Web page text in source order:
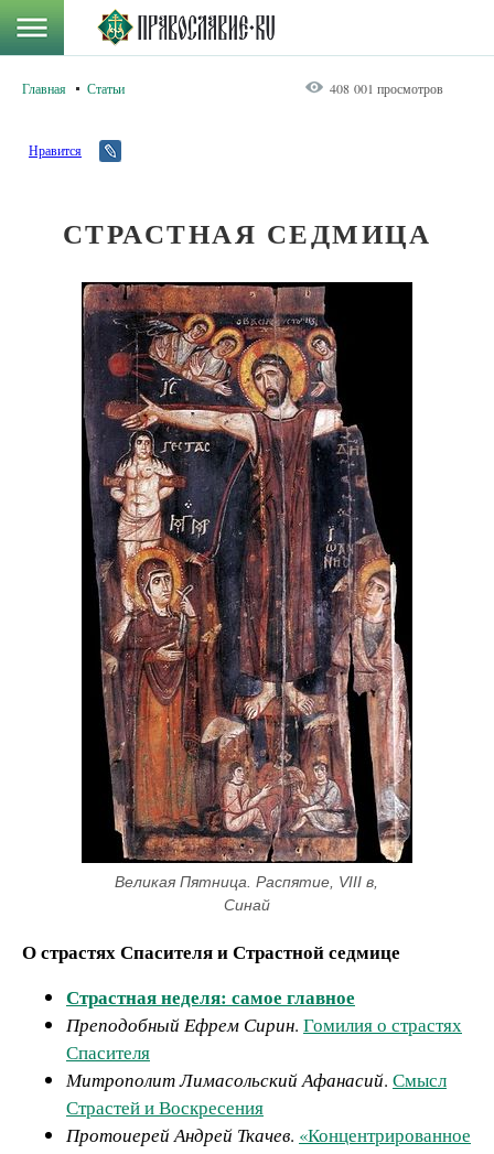
Главная Статьи 408 001 просмотров
Нравится
СТРАСТНАЯ СЕДМИЦА
Великая Пятница. Распятие, VIII в,
Синай
О страстях Спасителя и Страстной седмице
Страстная неделя: самое главное
Преподобный Ефрем Сирин. Гомилия о страстях
Спасителя
Митрополит Лимасольский Афанасий. Смысл
Страстей и Воскресения
Протоиерей Андрей Ткачев. «Концентрированное